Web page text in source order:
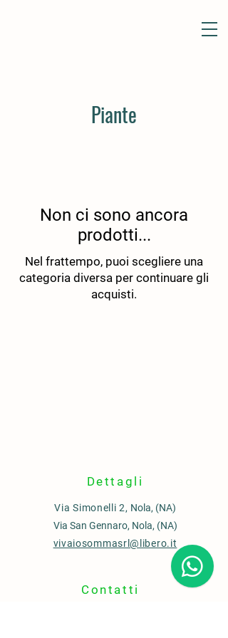
Piante
Non ci sono ancora
prodotti...
Nel frattempo, puoi scegliere una
categoria diversa per continuare gli
acquisti.
Dettagli
Via Simonelli 2, Nola, (NA)
Via San Gennaro, Nola, (NA)
vivaiosommasrl@libero.it
Contatti